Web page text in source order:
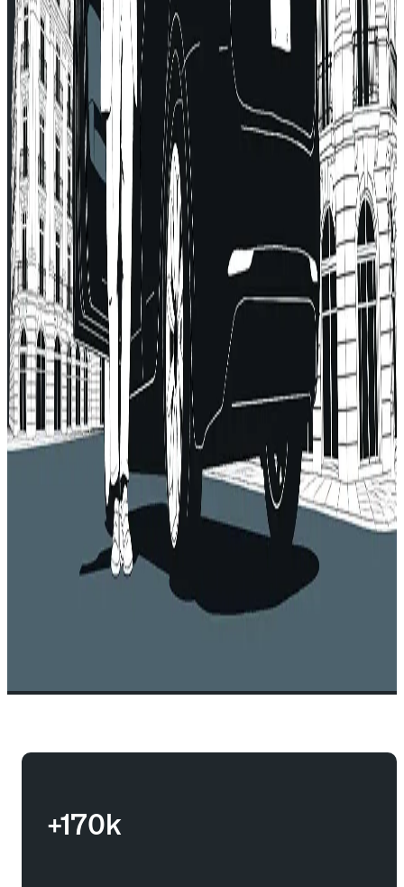
+170k